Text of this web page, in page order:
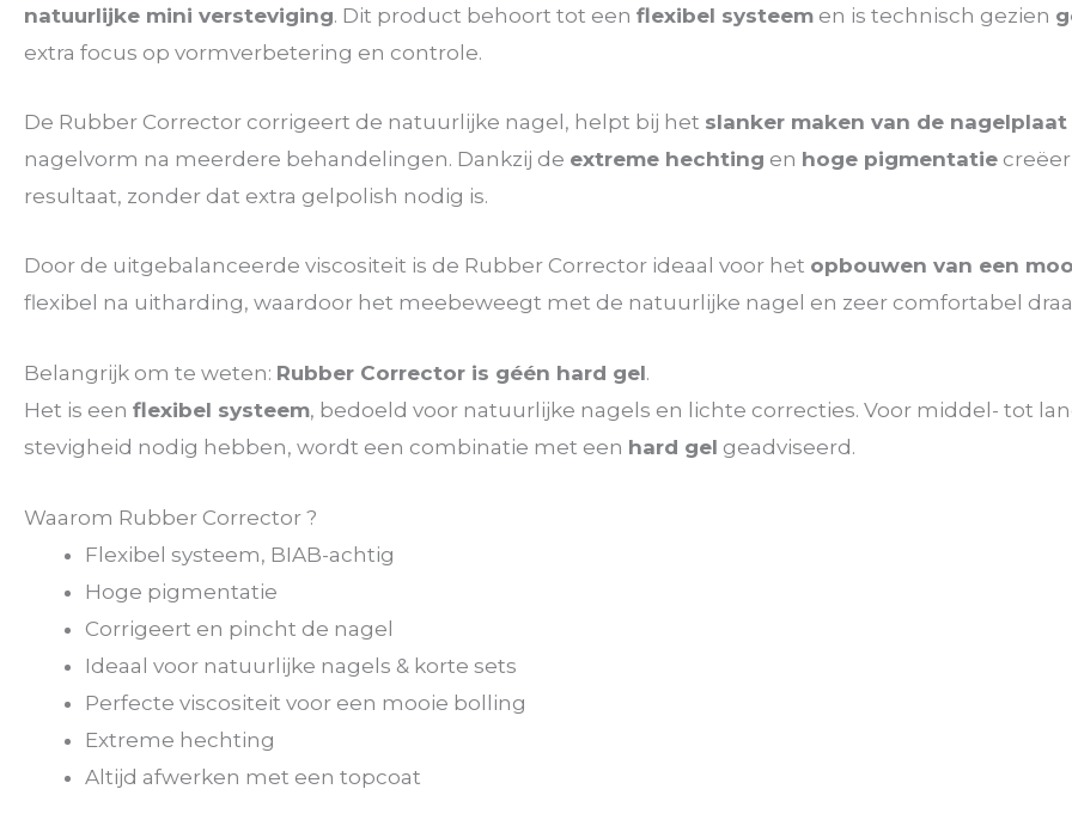
natuurlijke mini versteviging. Dit product behoort tot een flexibel systeem en is technisch gezien
extra focus op vormverbetering en controle.
De Rubber Corrector corrigeert de natuurlijke nagel, helpt bij het slanker maken van de nagelplaat
nagelvorm na meerdere behandelingen. Dankzij de extreme hechting en hoge pigmentatie
resultaat, zonder dat extra gelpolish nodig is.
Door de uitgebalanceerde viscositeit is de Rubber Corrector ideaal voor het opbouwen van een
flexibel na uitharding, waardoor het meebeweegt met de natuurlijke nagel en zeer comfortabel
Belangrijk om te weten: Rubber Corrector is géén hard gel.
Het is een flexibel systeem, bedoeld voor natuurlijke nagels en lichte correcties. Voor middel- tot
stevigheid nodig hebben, wordt een combinatie met een hard gel geadviseerd.
Waarom Rubber Corrector ?
Flexibel systeem, BIAB-achtig
Hoge pigmentatie
Corrigeert en pincht de nagel
Ideaal voor natuurlijke nagels & korte sets
Perfecte viscositeit voor een mooie bolling
Extreme hechting
Altijd afwerken met een topcoat